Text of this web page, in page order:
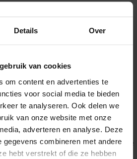
Details Over
van cookies
om content en advertenties te
voor social media te bieden
te analyseren. Ook delen we
van onze website met onze
adverteren en analyse. Deze
gegevens combineren met andere
hebt verstrekt of die ze hebben
side exception has occurred while
(see the browser console for more
information).